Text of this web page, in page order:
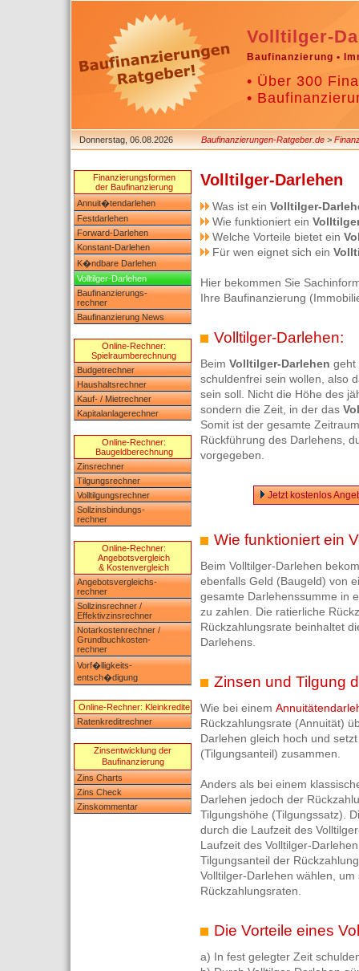
Volltilger-
Baufinanzierung •
• Über 300
•
Donnerstag, 06.08.2026 Baufinanzierungen-Ratgeber.de>
Finanzierungsformen
der Baufinanzierung
Annuit�tendarlehen
Festdarlehen
Forward-Darlehen
Konstant-Darlehen
K�ndbare Darlehen
Volltilger-Darlehen
Baufinanzierungs-
rechner
Baufinanzierung News
Online-Rechner:
Spielraumberechnung
Budgetrechner
Haushaltsrechner
Kauf- / Mietrechner
Kapitalanlagerechner
Online-Rechner:
Baugeldberechnung
Zinsrechner
Tilgungsrechner
Volltilgungsrechner
Sollzinsbindungs-
rechner
Online-Rechner:
Angebotsvergleich
& Kostenvergleich
Angebotsvergleichs-
rechner
Sollzinsrechner /
Effektivzinsrechner
Notarkostenrechner /
Grundbuchkosten-
rechner
Vorf�lligkeits-
entsch�digung
Online-Rechner: Kleinkredite
Ratenkreditrechner
Zinsentwicklung der
Baufinanzierung
Zins Charts
Zins Check
Zinskommentar
Volltilger-Darlehen
Was ist ein Volltilger-
Wie funktioniert ein
Welche Vorteile bietet ein
Für wen eignet sich ein
Hier bekommen Sie
Ihre Baufinanzierung
Volltilger-Darlehen:
Beim Volltilger-Darlehen geht
schuldenfrei sein wollen, also
sein soll. Nicht die Höhe des
sondern die Zeit, in der das
Somit ist der gesamte
Rückführung des Darlehens,
vorgegeben.
Jetzt kostenlos
Wie funktioniert ein
Beim Volltilger-Darlehen
ebenfalls Geld (Baugeld) von
gesamte Darlehenssumme in
zu zahlen. Die ratierliche
Rückzahlungsrate beinhaltet
Darlehens.
Zinsen und Tilgung
Wie bei einem
Rückzahlungsrate (Annuität)
Darlehen gleich hoch und
(Tilgungsanteil) zusammen.
Anders als bei einem
Darlehen jedoch der
Tilgungshöhe (Tilgungssatz).
durch die Laufzeit des
Laufzeit des Volltilger-
Tilgungsanteil der
Volltilger-Darlehen wählen,
Rückzahlungsraten.
Die Vorteile eines
a) In fest gelegter Zeit